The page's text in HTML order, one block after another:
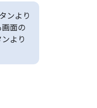
ンより
面の
より